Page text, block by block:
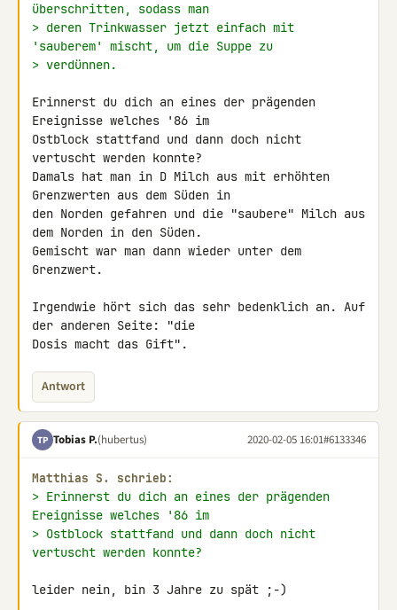
überschritten, sodass man
> deren Trinkwasser jetzt einfach mit
'sauberem' mischt, um die Suppe zu
> verdünnen.
Erinnerst du dich an eines der prägenden
Ereignisse welches '86 im
Ostblock stattfand und dann doch nicht
vertuscht werden konnte?
Damals hat man in D Milch aus mit erhöhten
Grenzwerten aus dem Süden in
den Norden gefahren und die "saubere" Milch aus
dem Norden in den Süden.
Gemischt war man dann wieder unter dem
Grenzwert.
Irgendwie hört sich das sehr bedenklich an. Auf
der anderen Seite: "die
Dosis macht das Gift".
Antwort
TP Tobias P.(hubertus) 2020-02-05 16:01#6133346
Matthias S. schrieb:
> Erinnerst du dich an eines der prägenden
Ereignisse welches '86 im
> Ostblock stattfand und dann doch nicht
vertuscht werden konnte?
leider nein, bin 3 Jahre zu spät ;-)